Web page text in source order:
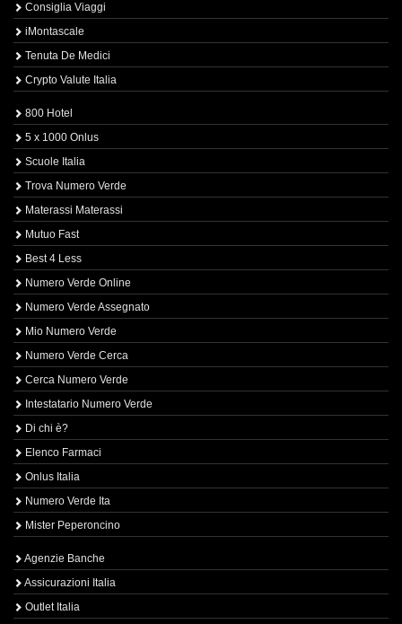
Consiglia Viaggi
iMontascale
Tenuta De Medici
Crypto Valute Italia
800 Hotel
5 x 1000 Onlus
Scuole Italia
Trova Numero Verde
Materassi Materassi
Mutuo Fast
Best 4 Less
Numero Verde Online
Numero Verde Assegnato
Mio Numero Verde
Numero Verde Cerca
Cerca Numero Verde
Intestatario Numero Verde
Di chi è?
Elenco Farmaci
Onlus Italia
Numero Verde Ita
Mister Peperoncino
Agenzie Banche
Assicurazioni Italia
Outlet Italia